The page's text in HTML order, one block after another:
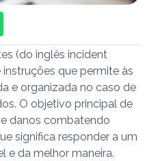
(do inglês incident
que permite às
e organizada no caso de
O objetivo principal de
danos combatendo
significa responder a um
e da melhor maneira.